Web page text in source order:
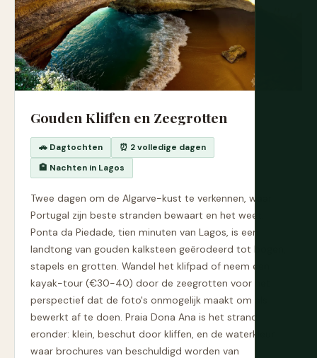
Gouden Kliffen en Zeegrotten
🚗 Dagtochten
⏰ 2 volledige dagen
🏨 Nachten in Lagos
Twee dagen om de Algarve-kust te verkennen, waar
Portugal zijn beste stranden bewaart en het weet.
Ponta da Piedade, tien minuten van Lagos, is een
landtong van gouden kalksteen geërodeerd tot bogen,
stapels en grotten. Wandel het klifpad of neem een
kayak-tour (€30-40) door de zeegrotten voor het
perspectief dat de foto's onmogelijk maakt om als
bewerkt af te doen. Praia Dona Ana is het strand
eronder: klein, beschut door kliffen, en de waterkleur
waar brochures van beschuldigd worden van